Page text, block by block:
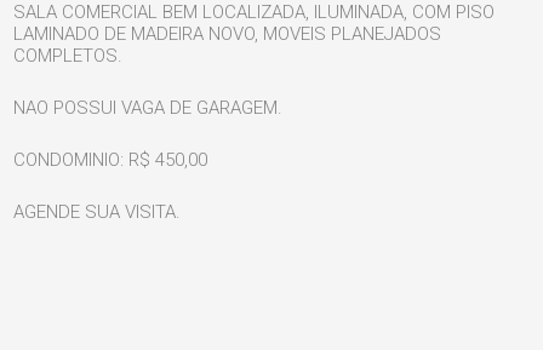
SALA COMERCIAL BEM LOCALIZADA, ILUMINADA, COM PISO
LAMINADO DE MADEIRA NOVO, MOVEIS PLANEJADOS
COMPLETOS.
NAO POSSUI VAGA DE GARAGEM.
CONDOMINIO: R$ 450,00
AGENDE SUA VISITA.